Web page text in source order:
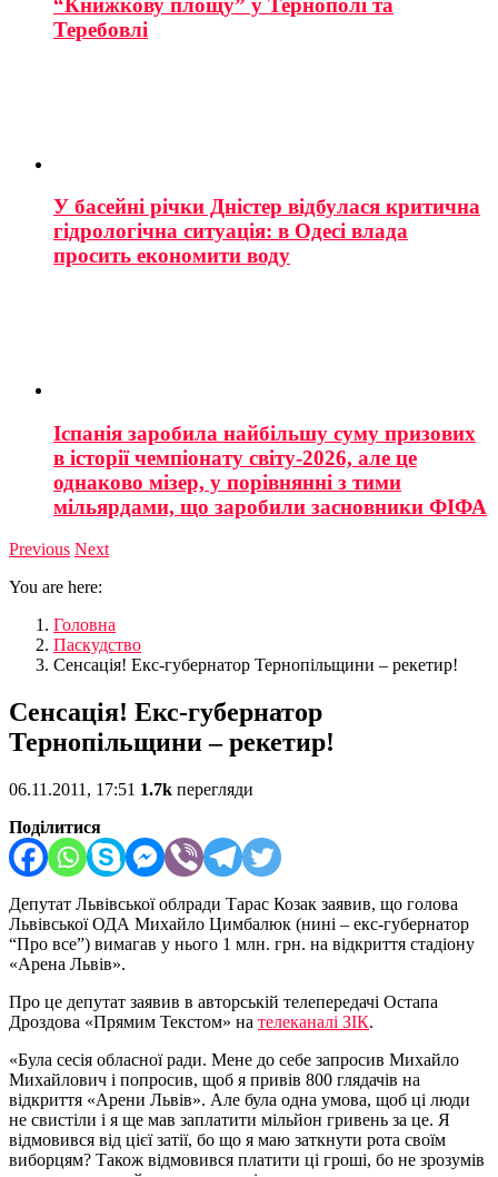
“Книжкову площу” у Тернополі та
Теребовлі
У басейні річки Дністер відбулася критична
гідрологічна ситуація: в Одесі влада
просить економити воду
Іспанія заробила найбільшу суму призових
в історії чемпіонату світу-2026, але це
однаково мізер, у порівнянні з тими
мільярдами, що заробили засновники ФІФА
Previous Next
You are here:
Головна
Паскудство
Сенсація! Екс-губернатор Тернопільщини – рекетир!
Сенсація! Екс-губернатор
Тернопільщини – рекетир!
06.11.2011, 17:51 1.7k перегляди
Поділитися
Депутат Львівської облради Тарас Козак заявив, що голова
Львівської ОДА Михайло Цимбалюк (нині – екс-губернатор
“Про все”) вимагав у нього 1 млн. грн. на відкриття стадіону
«Арена Львів».
Про це депутат заявив в авторській телепередачі Остапа
Дроздова «Прямим Текстом» на телеканалі ЗІК.
«Була сесія обласної ради. Мене до себе запросив Михайло
Михайлович і попросив, щоб я привів 800 глядачів на
відкриття «Арени Львів». Але була одна умова, щоб ці люди
не свистіли і я ще мав заплатити мільйон гривень за це. Я
відмовився від цієї затії, бо що я маю заткнути рота своїм
виборцям? Також відмовився платити ці гроші, бо не зрозумів